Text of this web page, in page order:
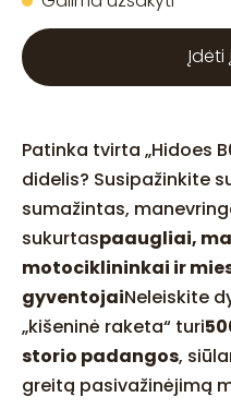
Įdėti
Patinka tvirta „Hidoes
didelis? Susipažinkite
sumažintas,
sukurtaspaaugliai,
motociklininkai ir
gyventojaiNeleiskite
„kišeninė raketa“ turi
storio padangos,
greitą pasivažinėjimą